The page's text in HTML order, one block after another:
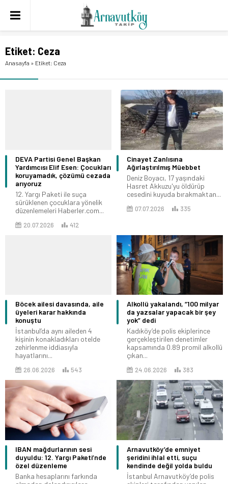
Etiket: Ceza
Anasayfa » Etiket: Ceza
DEVA Partisi Genel Başkan
Yardımcısı Elif Esen: Çocukları
koruyamadık, çözümü cezada
arıyoruz
12. Yargı Paketi ile suça
sürüklenen çocuklara yönelik
düzenlemeleri Haberler.com...
20.07.2026 412
Cinayet Zanlısına
Ağırlaştırılmış Müebbet
Deniz Boyacı, 17 yaşındaki
Hasret Akkuzu'yu öldürüp
cesedini kuyuda bırakmaktan...
07.07.2026 335
Böcek ailesi davasında, aile
üyeleri karar hakkında
konuştu
İstanbul’da aynı aileden 4
kişinin konakladıkları otelde
zehirlenme iddiasıyla
hayatlarını...
26.06.2026 543
Alkollü yakalandı, “100 milyar
da yazsalar yapacak bir şey
yok” dedi
Kadıköy’de polis ekiplerince
gerçekleştirilen denetimler
kapsamında 0.89 promil alkollü
çıkan...
24.06.2026 383
IBAN mağdurlarının sesi
duyuldu: 12. Yargı Paketi’nde
özel düzenleme
Banka hesaplarını farkında
Arnavutköy’de emniyet
şeridini ihlal etti, suçu
kendinde değil yolda buldu
İstanbul Arnavutköy’de polis